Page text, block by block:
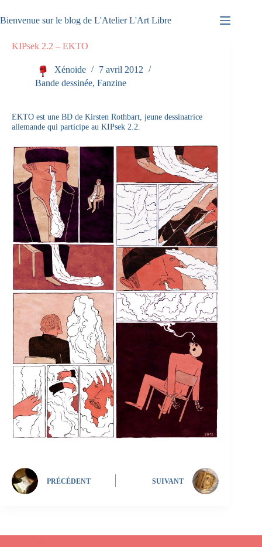
au
contenu
Bienvenue sur le blog de L'Atelier L'Art Libre
KIPsek 2.2 – EKTO
Xénoïde
7 avril 2012
Bande dessinée, Fanzine
EKTO est une BD de Kirsten Rothbart, jeune dessinatrice
allemande qui participe au KIPsek 2.2.
PRÉCÉDENT SUIVANT